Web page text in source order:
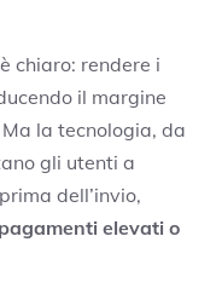
chiaro: rendere i
il margine
la tecnologia, da
gli utenti a
dell’invio,
pagamenti elevati o